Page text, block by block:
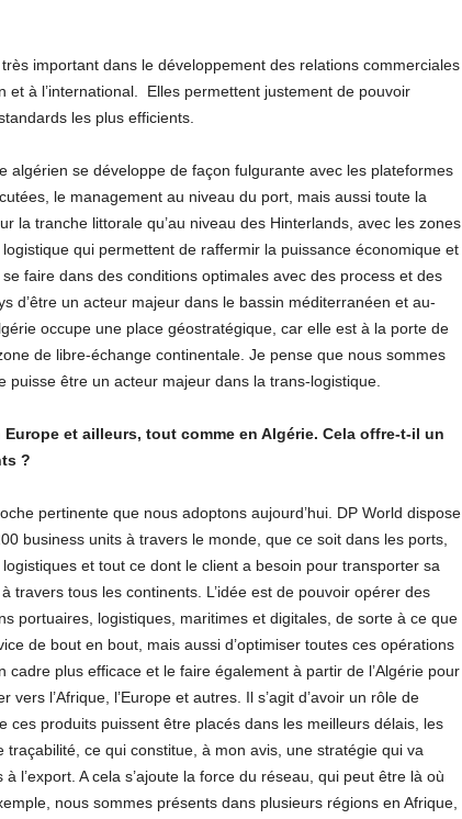
important dans le développement des relations commerciales
à l’international.
Elles permettent justement de pouvoir
les plus efficients.
algérien se développe de façon fulgurante avec les plateformes
le management au niveau du port, mais aussi toute la
la tranche littorale qu’au niveau des Hinterlands, avec les zones
qui permettent de raffermir la puissance économique et
faire dans des conditions optimales avec des process et des
d’être un acteur majeur dans le bassin méditerranéen et au-
occupe une place géostratégique, car elle est à la porte de
de libre-échange continentale. Je pense que nous sommes
puisse être un acteur majeur dans la trans-logistique.
Europe et ailleurs, tout comme en Algérie. Cela offre-t-il un
?
pertinente que nous adoptons aujourd’hui. DP World dispose
business units à travers le monde, que ce soit dans les ports,
et tout ce dont le client a besoin pour transporter sa
travers tous les continents. L’idée est de pouvoir opérer des
portuaires, logistiques, maritimes et digitales, de sorte à ce que
de bout en bout, mais aussi d’optimiser toutes ces opérations
cadre plus efficace et le faire également à partir de l’Algérie pour
l’Afrique, l’Europe et autres. Il s’agit d’avoir un rôle de
ces produits puissent être placés dans les meilleurs délais, les
traçabilité, ce qui constitue, à mon avis, une stratégie qui va
l’export. A cela s’ajoute la force du réseau, qui peut être là où
nous sommes présents dans plusieurs régions en Afrique,